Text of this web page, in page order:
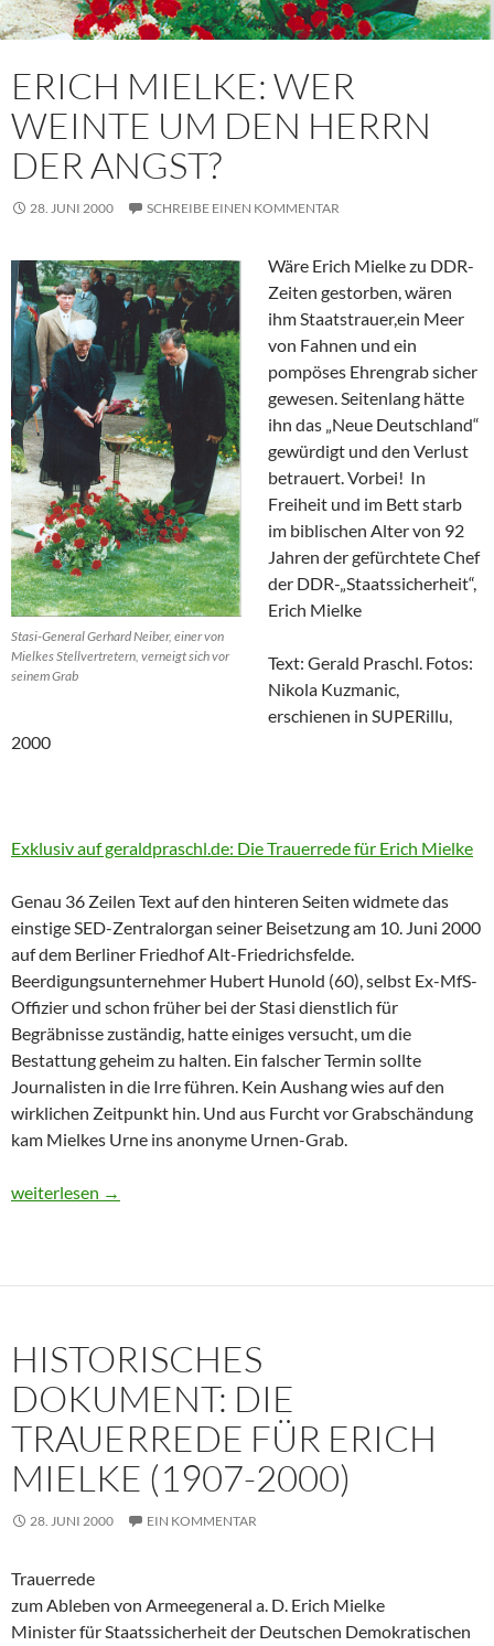
ERICH MIELKE: WER
WEINTE UM DEN HERRN
DER ANGST?
28. JUNI 2000 SCHREIBE EINEN KOMMENTAR
Stasi-General Gerhard Neiber, einer von
Mielkes Stellvertretern, verneigt sich vor
seinem Grab
Wäre Erich Mielke zu DDR-
Zeiten gestorben, wären
ihm Staatstrauer,ein Meer
von Fahnen und ein
pompöses Ehrengrab sicher
gewesen. Seitenlang hätte
ihn das „Neue Deutschland“
gewürdigt und den Verlust
betrauert. Vorbei! In
Freiheit und im Bett starb
im biblischen Alter von 92
Jahren der gefürchtete Chef
der DDR-„Staatssicherheit“,
Erich Mielke
Text: Gerald Praschl. Fotos:
Nikola Kuzmanic,
erschienen in SUPERillu,
2000
Exklusiv auf geraldpraschl.de: Die Trauerrede für Erich Mielke
Genau 36 Zeilen Text auf den hinteren Seiten widmete das
einstige SED-Zentralorgan seiner Beisetzung am 10. Juni 2000
auf dem Berliner Friedhof Alt-Friedrichsfelde.
Beerdigungsunternehmer Hubert Hunold (60), selbst Ex-MfS-
Offizier und schon früher bei der Stasi dienstlich für
Begräbnisse zuständig, hatte einiges versucht, um die
Bestattung geheim zu halten. Ein falscher Termin sollte
Journalisten in die Irre führen. Kein Aushang wies auf den
wirklichen Zeitpunkt hin. Und aus Furcht vor Grabschändung
kam Mielkes Urne ins anonyme Urnen-Grab.
Erich Mielke: Wer weinte um den Herrn der Angst?
weiterlesen →
HISTORISCHES
DOKUMENT: DIE
TRAUERREDE FÜR ERICH
MIELKE (1907-2000)
28. JUNI 2000 EIN KOMMENTAR
Trauerrede
zum Ableben von Armeegeneral a. D. Erich Mielke
Minister für Staatssicherheit der Deutschen Demokratischen